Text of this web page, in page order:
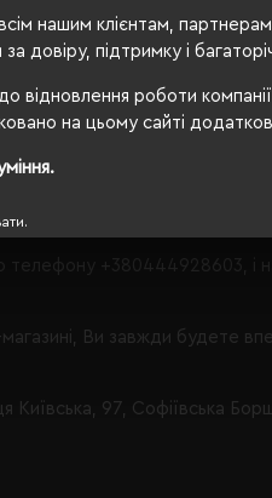
нашим клієнтам,
довіру, підтримку і
відновлення роботи
на цьому сайті
правильно вибрали
в категорії Пуловери.
кількість
телефону
,
Ви завжди будете
Київська, 97, Софіївська